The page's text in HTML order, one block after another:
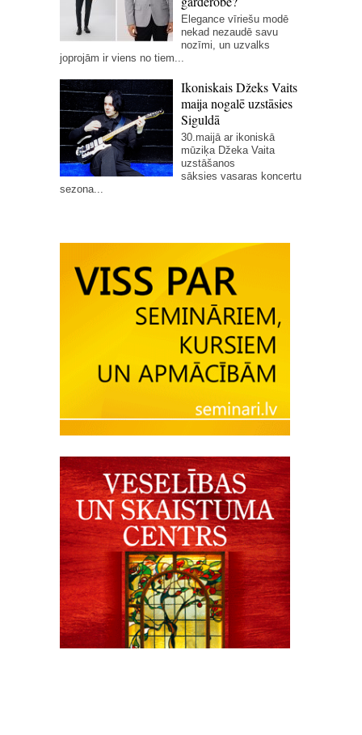
Elegance vīriešu modē
nekad nezaudē savu
nozīmi, un uzvalks
joprojām ir viens no tiem...
Ikoniskais Džeks Vaits
maija nogalē uzstāsies
Siguldā
30.maijā ar ikoniskā
mūziķa Džeka Vaita
uzstāšanos
sāksies vasaras koncertu
sezona...